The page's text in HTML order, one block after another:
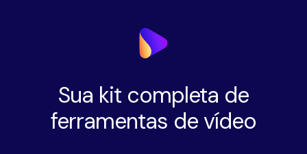
Sua kit completa de
ferramentas de vídeo